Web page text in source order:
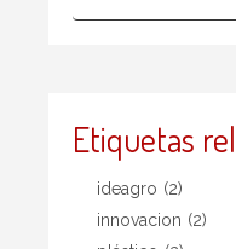
Etiquetas
ideagro (2)
innovacion (2)